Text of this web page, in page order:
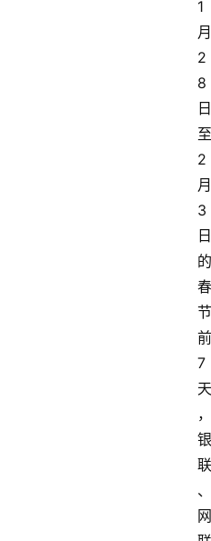
1
月
2
8
日
至
2
月
3
日
的
春
节
前
7
天
，
银
联
、
网